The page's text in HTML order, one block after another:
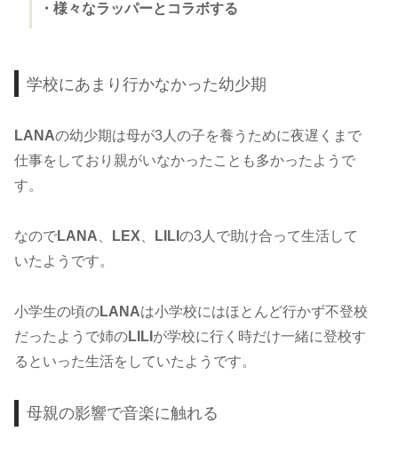
・様々なラッパーとコラボする
学校にあまり行かなかった幼少期
LANAの幼少期は母が3人の子を養うために夜遅くまで
仕事をしており親がいなかったことも多かったようで
す。
なのでLANA LEX LILI の3人で助け合って生活して
いたようです。
小学生の頃のLANAは小学校にはほとんど行かず不登校
だったようで姉のLILI が学校に行く時だけ一緒に登校す
るといった生活をしていたようです。
母親の影響で音楽に触れる